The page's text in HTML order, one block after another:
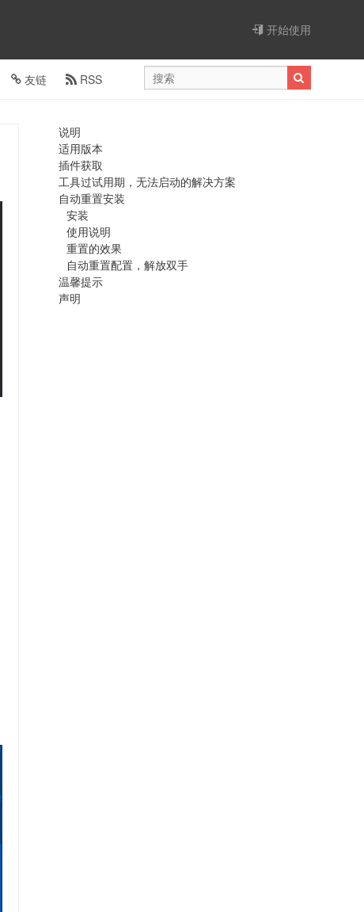
开始使用
友链 RSS
说明
适用版本
插件获取
工具过试用期，无法启动的解决方案
自动重置安装
安装
使用说明
重置的效果
自动重置配置，解放双手
温馨提示
声明